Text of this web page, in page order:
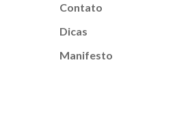
Contato
Dicas
Manifesto